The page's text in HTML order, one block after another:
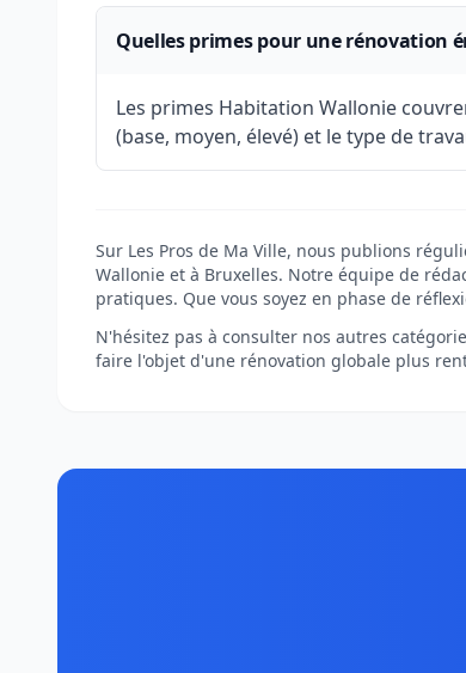
Quelles primes pour une rénovation
Les primes Habitation Wallonie
(base, moyen, élevé) et le type de
Sur Les Pros de Ma Ville, nous publions
Wallonie et à Bruxelles. Notre équipe de
pratiques. Que vous soyez en phase de
N'hésitez pas à consulter nos autres
faire l'objet d'une rénovation globale plus